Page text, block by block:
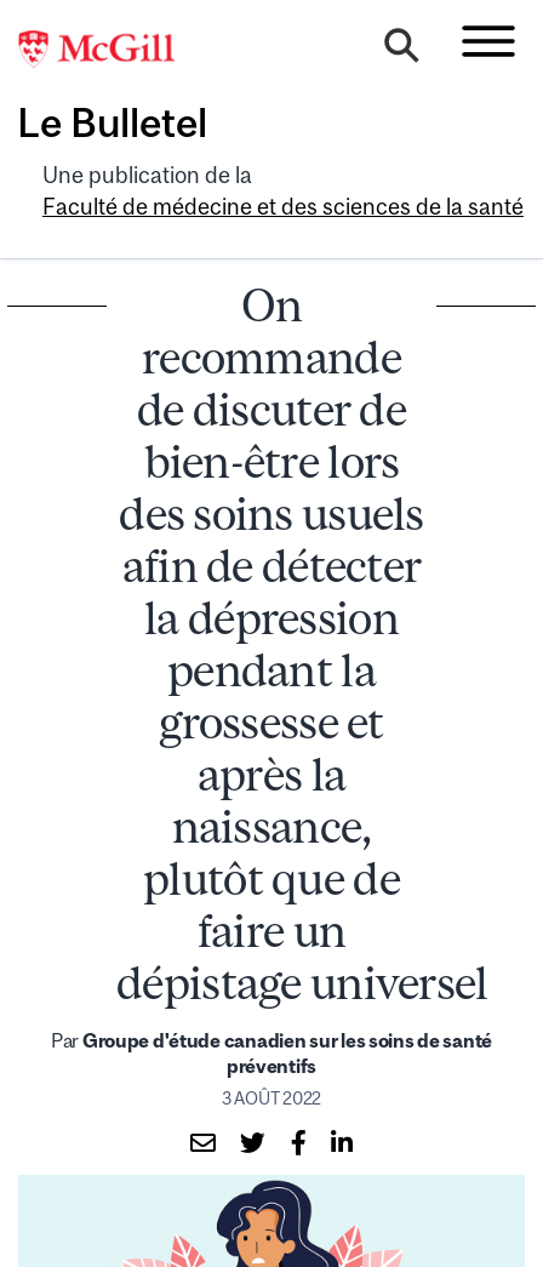
Le Bulletel
Une publication de la
Faculté de médecine et des sciences de la santé
On
recommande
de discuter de
bien-être lors
des soins usuels
afin de détecter
la dépression
pendant la
grossesse et
après la
naissance,
plutôt que de
faire un
dépistage universel
ParGroupe d'étude canadien sur les soins de santé
préventifs
3 AOÛT 2022